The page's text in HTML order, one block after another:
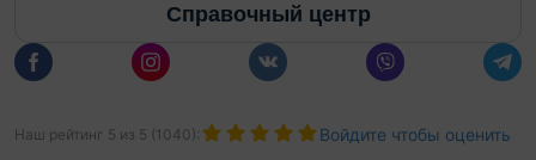
Справочный центр
Наш рейтинг 5 из 5 1040): Войдите чтобы оценить